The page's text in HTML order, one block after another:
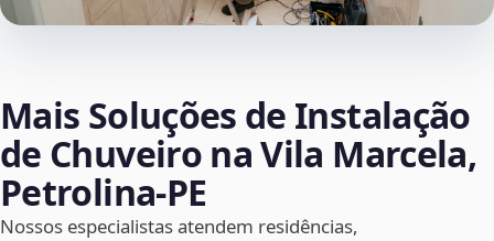
Mais Soluções de Instalação
de Chuveiro na Vila Marcela,
Petrolina‑PE
Nossos especialistas atendem residências,